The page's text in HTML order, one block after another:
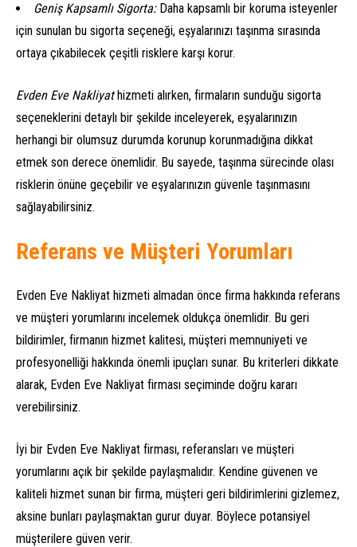
Geniş Kapsamlı Sigorta:Daha kapsamlı bir koruma isteyenler
için sunulan bu sigorta seçeneği, eşyalarınızı taşınma sırasında
ortaya çıkabilecek çeşitli risklere karşı korur.
Evden Eve Nakliyathizmeti alırken, firmaların sunduğu sigorta
seçeneklerini detaylı bir şekilde inceleyerek, eşyalarınızın
herhangi bir olumsuz durumda korunup korunmadığına dikkat
etmek son derece önemlidir. Bu sayede, taşınma sürecinde olası
risklerin önüne geçebilir ve eşyalarınızın güvenle taşınmasını
sağlayabilirsiniz.
Referans ve Müşteri Yorumları
Evden Eve Nakliyat hizmeti almadan önce firma hakkında referans
ve müşteri yorumlarını incelemek oldukça önemlidir. Bu geri
bildirimler, firmanın hizmet kalitesi, müşteri memnuniyeti ve
profesyonelliği hakkında önemli ipuçları sunar. Bu kriterleri dikkate
alarak, Evden Eve Nakliyat firması seçiminde doğru kararı
verebilirsiniz.
İyi bir Evden Eve Nakliyat firması, referansları ve müşteri
yorumlarını açık bir şekilde paylaşmalıdır. Kendine güvenen ve
kaliteli hizmet sunan bir firma, müşteri geri bildirimlerini gizlemez,
aksine bunları paylaşmaktan gurur duyar. Böylece potansiyel
müşterilere güven verir.